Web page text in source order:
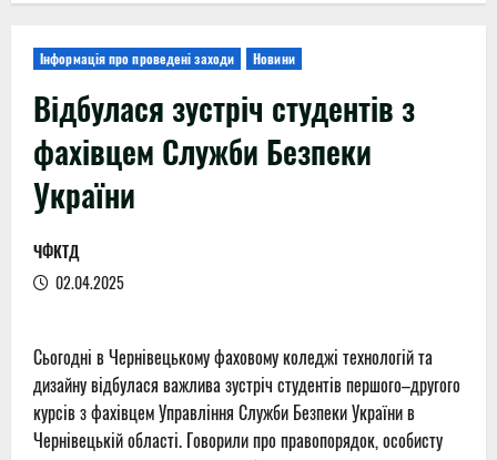
Інформація про проведені заходи Новини
Відбулася зустріч студентів з
фахівцем Служби Безпеки
України
ЧФКТД
02.04.2025
Сьогодні в Чернівецькому фаховому коледжі технологій та
дизайну відбулася важлива зустріч студентів першого–другого
курсів з фахівцем Управління Служби Безпеки України в
Чернівецькій області. Говорили про правопорядок, особисту